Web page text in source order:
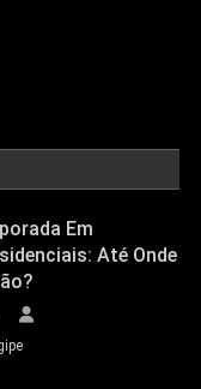
Em
Até Onde